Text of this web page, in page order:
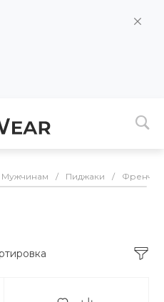
Мужчинам / Пиджаки / Френч